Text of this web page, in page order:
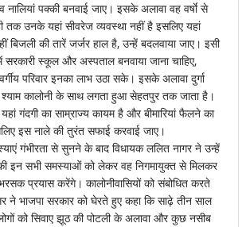
नालियां पक्की बनवाई जाए। इसके अलावा वह वर्षाे से
तक उनके यहां सीवरेज व्यवस्था नहीं है इसलिए यहां
बिजली की तारें जर्जर हाल है, उन्हें बदलवाया जाए। इसी
स्कूल और अस्पताल बनवाया जाना चाहिए,
परिवार इनका लाभ उठा सके। इसके अलावा दुर्गा
श्याम कालोनी के साथ लगता हुआ सेहतपुर तक जाता है।
गंदगी का साम्राज्य कायम है और बीमारियां फैलने का
इस नाले की तुरंत सफाई करवाई जाए।
गंभीरता से सुनने के बाद विधायक ललित नागर ने उन्हें
इन सभी समस्याओं को लेकर वह निगमायुक्त से मिलकर
प्रयास करेंगे। कालोनीवासियों को संबोधित करते
ने भाजपा सरकार को घेरते हुए कहा कि साढ़े तीन साल
को सिवाए झूठ की पोटली के अलावा और कुछ नसीब